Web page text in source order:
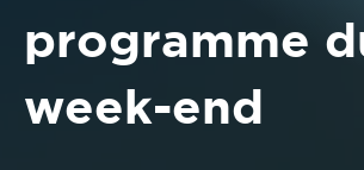
programme
week-end